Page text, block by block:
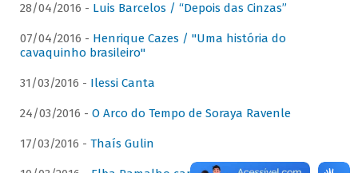
28/04/2016 - Luis Barcelos / “Depois das Cinzas”
07/04/2016 - Henrique Cazes / "Uma história do
cavaquinho brasileiro"
31/03/2016 - Ilessi Canta
24/03/2016 - O Arco do Tempo de Soraya Ravenle
17/03/2016 - Thaís Gulin